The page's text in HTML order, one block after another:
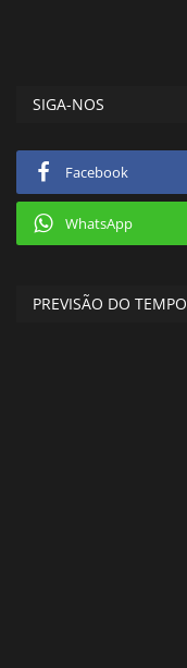
SIGA-NOS
Facebook
WhatsApp
PREVISÃO DO TEMPO